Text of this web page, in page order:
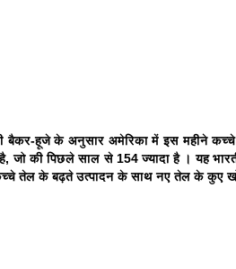
बैकर-हूजे के अनुसार अमेरिका में इस महीने
जो की पिछले साल से 154 ज्यादा है । यह
तेल के बढ़ते उत्पादन के साथ नए तेल के कुए